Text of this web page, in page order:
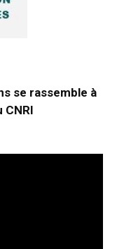
se rassemble à
CNRI